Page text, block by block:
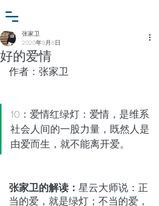
好的爱情
张家卫
2020年9月8日
作者：张家卫
10：爱情红绿灯：爱情，是维系
社会人间的一股力量，既然人是
由爱而生，就不能离开爱。
张家卫的解读： 星云大师说：正
当的爱，就是绿灯；不当的爱，